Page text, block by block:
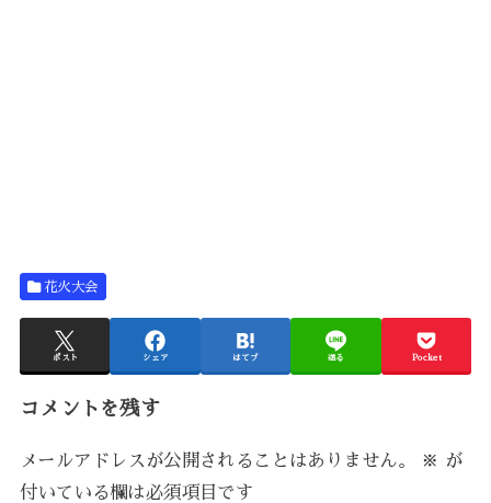
花火大会
ポスト シェア はてブ 送る Pocket
コメントを残す
メールアドレスが公開されることはありません。 ※ が
付いている欄は必須項目です